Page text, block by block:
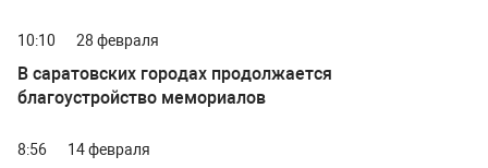
10:10 28 февраля
В саратовских городах продолжается
благоустройство мемориалов
8:56 14 февраля